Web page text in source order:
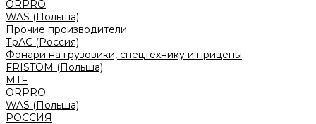
ORPRO
WAS (Польша)
Прочие производители
ТрАС (Россия)
Фонари на грузовики, спецтехнику и прицепы
FRISTOM (Польша)
MTF
ORPRO
WAS (Польша)
РОССИЯ